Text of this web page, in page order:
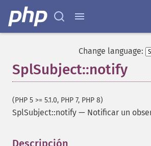
Change language:
SplSubject::notify
(PHP 5 >= 5.1.0, PHP 7, PHP 8)
SplSubject::notify — Notificar un
Descripción